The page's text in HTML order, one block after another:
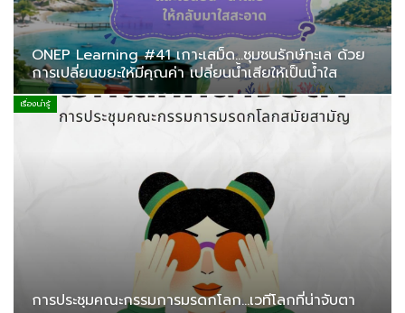
ONEP Learning #41 เกาะเสม็ด…ชุมชนรักษ์ทะเล ด้วย
การเปลี่ยนขยะให้มีคุณค่า เปลี่ยนน้ำเสียให้เป็นน้ำใส
เรื่องน่ารู้
การประชุมคณะกรรมการมรดกโลก…เวทีโลกที่น่าจับตา